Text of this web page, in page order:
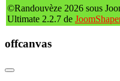
©Randouvèze 2026 sous
Ultimate 2.2.7 de
offcanvas